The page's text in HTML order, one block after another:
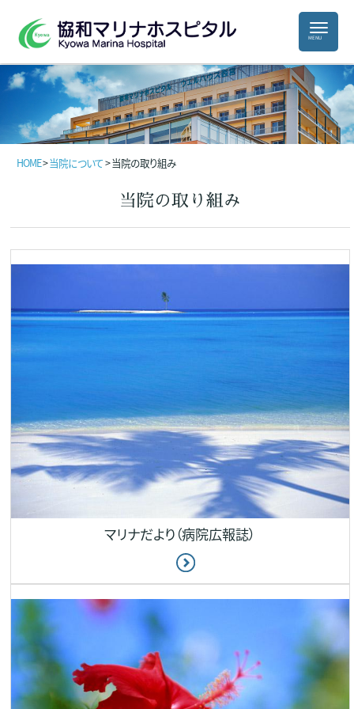
HOME>当院について>当院の取り組み
当院の取り組み
マリナだより（病院広報誌）